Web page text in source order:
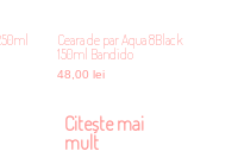
Ceara de par Aqua 8Black
150ml Bandido
48,00 lei
Citește mai
mult